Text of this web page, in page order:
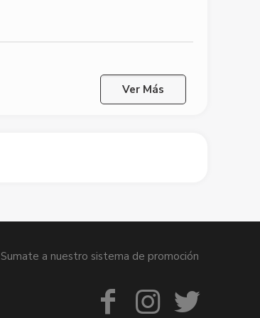
Ver Más
Sumate a nuestro sistema de promoción